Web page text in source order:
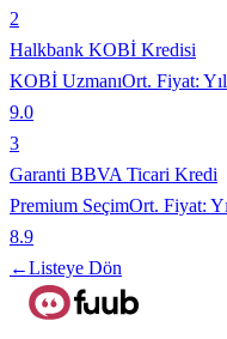
2
Halkbank KOBİ Kredisi
KOBİ UzmanıOrt. Fiyat:
9.0
3
Garanti BBVA Ticari Kredi
Premium SeçimOrt. Fiyat:
8.9
←Listeye Dön